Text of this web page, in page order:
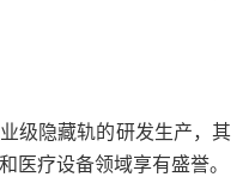
级隐藏轨的研发生产，其
医疗设备领域享有盛誉。